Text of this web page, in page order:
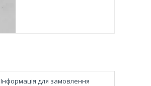
Інформація для замовлення